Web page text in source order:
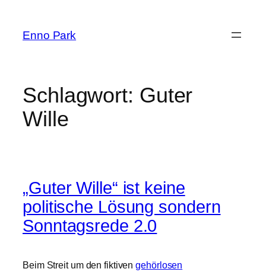
springen
Enno Park
Schlagwort: Guter
Wille
„Guter Wille“ ist keine
politische Lösung sondern
Sonntagsrede 2.0
Beim Streit um den fiktivengehörlosen